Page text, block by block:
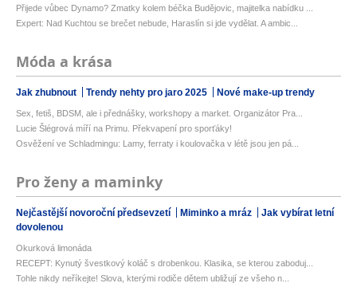
Přijede vůbec Dynamo? Zmatky kolem béčka Budějovic, majitelka nabídku ...
Expert: Nad Kuchtou se brečet nebude, Haraslín si jde vydělat. A ambic...
Móda a krása
Jak zhubnout Trendy nehty pro jaro 2025 Nové make-up trendy
Sex, fetiš, BDSM, ale i přednášky, workshopy a market. Organizátor Pra...
Lucie Šlégrová míří na Primu. Překvapení pro sporťáky!
Osvěžení ve Schladmingu: Lamy, ferraty i koulovačka v létě jsou jen pá...
Pro ženy a maminky
Nejčastější novoroční předsevzetí Miminko a mráz
Jak vybírat letní
dovolenou
Okurková limonáda
RECEPT: Kynutý švestkový koláč s drobenkou. Klasika, se kterou zaboduj...
Tohle nikdy neříkejte! Slova, kterými rodiče dětem ubližují ze všeho n...